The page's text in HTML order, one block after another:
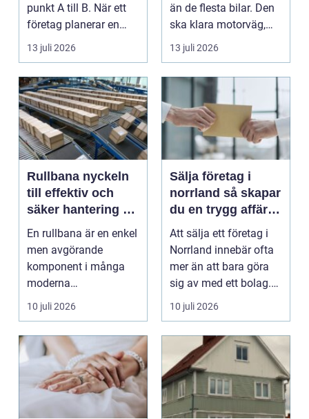
punkt A till B. När ett
företag planerar en
resa för m...
13 juli 2026
än de flesta bilar. Den
ska klara motorväg,
stadstrafik, gru...
13 juli 2026
Rullbana nyckeln
till effektiv och
säker hantering av
gods
En rullbana är en enkel
men avgörande
komponent i många
moderna
verksamheter. Den
används för att fl...
10 juli 2026
Sälja företag i
norrland så skapar
du en trygg affär
från start till mål
Att sälja ett företag i
Norrland innebär ofta
mer än att bara göra
sig av med ett bolag.
För många ä...
10 juli 2026